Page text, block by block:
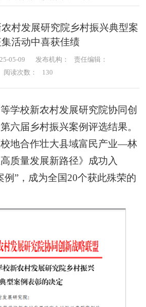
村发展研究院乡村振兴典型案
活动中喜获佳绩
05-09 发布机构：
责任编辑：
阅读次数：
130
学校新农村发展研究院协同创
六届乡村振兴案例评选结果。
地合作壮大县域富民产业—林
质量发展新路径》成功入
例”，成为全国20个获此殊荣的